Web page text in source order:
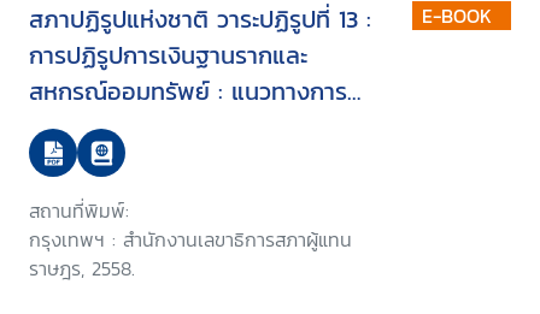
สภาปฏิรูปแห่งชาติ วาระปฏิรูปที่ 13 :
การปฏิรูปการเงินฐานรากและ
สหกรณ์ออมทรัพย์ : แนวทางการ
ปฏิรูปสหกรณ์ออมทรัพย์และสหกรณ์
เครดิตยูเนียน
สถานที่พิมพ์:
กรุงเทพฯ : สำนักงานเลขาธิการสภาผู้แทน
ราษฎร, 2558.
E-BOOK